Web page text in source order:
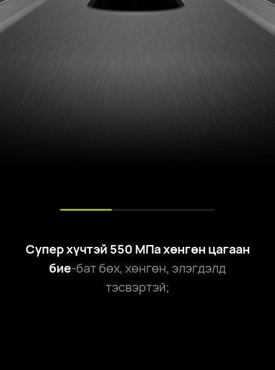
Супер хүчтэй 550 МПа хөнгөн цагаан
бие-бат бөх, хөнгөн, элэгдэлд
тэсвэртэй;